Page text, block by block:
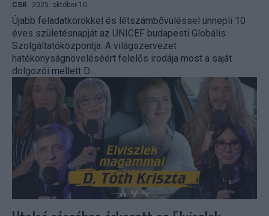
CSR 2025. október 10.
Újabb feladatkörökkel és létszámbővüléssel ünnepli 10
éves születésnapját az UNICEF budapesti Globális
Szolgáltatóközpontja. A világszervezet
hatékonyságnöveléséért felelős irodája most a saját
dolgozói mellett D....